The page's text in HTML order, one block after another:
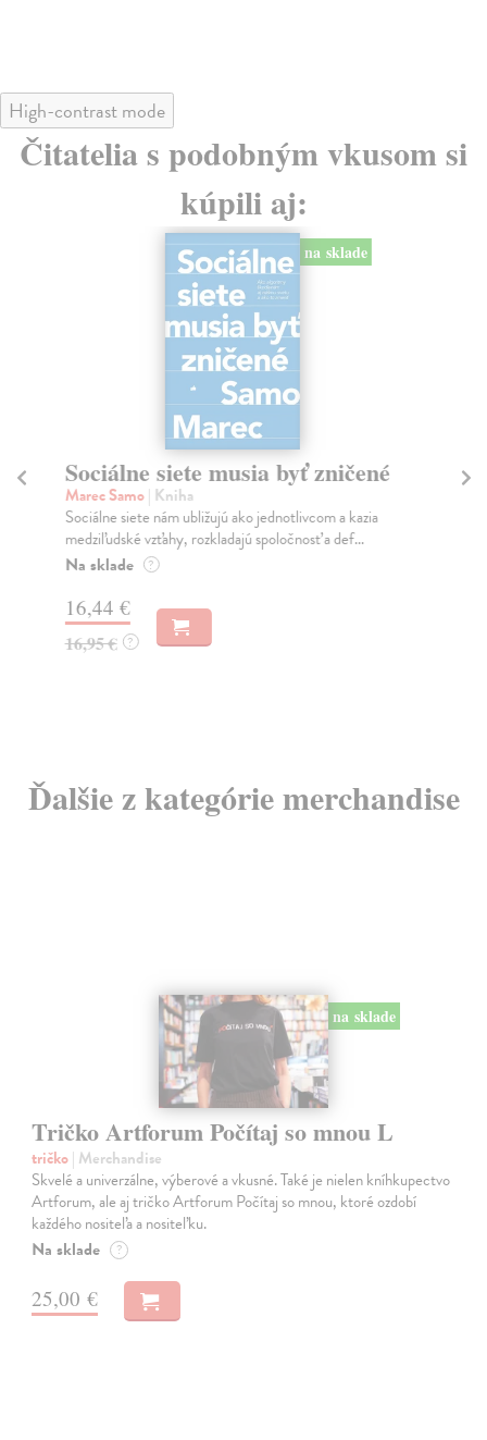
High-contrast mode
Čitatelia s podobným vkusom si
kúpili aj:
na sklade
Sociálne siete musia byť zničené
Marec Samo| Kniha
Sociálne siete nám ubližujú ako jednotlivcom a kazia
medziľudské vzťahy, rozkladajú spoločnosť a def...
Na sklade ?
16,44 €
16,95 € ?
Ďalšie z kategórie merchandise
na sklade
Tričko Artforum Počítaj so mnou L
tričko| Merchandise
Skvelé a univerzálne, výberové a vkusné. Také je nielen kníhkupectvo
Artforum, ale aj tričko Artforum Počítaj so mnou, ktoré ozdobí
každého nositeľa a nositeľku.
Na sklade ?
25,00 €